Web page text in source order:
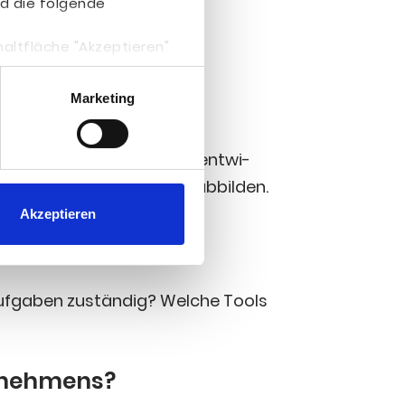
"Akzeptieren"
entscheiden. Du
anpassen.
Marketing
Akzeptieren
Social Web aktiv? Du ent­wi­
Her­aus­for­de­run­gen abbil­den.
zustän­dig? Wel­che Tools